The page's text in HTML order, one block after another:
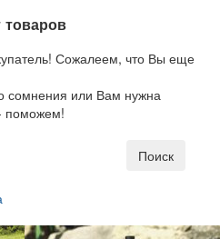
Сожалеем, что Вы еще
сомнения или Вам нужна
поможем!
Поиск